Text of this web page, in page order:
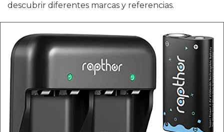
descubrir diferentes marcas y referencias.